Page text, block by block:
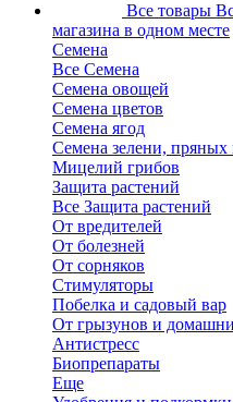
Все товары
магазина в одном месте
Семена
Все Семена
Семена овощей
Семена цветов
Семена ягод
Семена зелени, пряных
Мицелий грибов
Защита растений
Все Защита растений
От вредителей
От болезней
От сорняков
Стимуляторы
Побелка и садовый вар
От грызунов и
Антистресс
Биопрепараты
Еще